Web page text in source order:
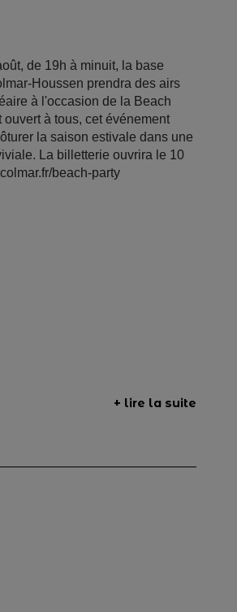
de 19h à minuit, la base
Houssen prendra des airs
à l'occasion de la Beach
ouvert à tous, cet événement
la saison estivale dans une
La billetterie ouvrira le 10
beach-party
+ lire la suite